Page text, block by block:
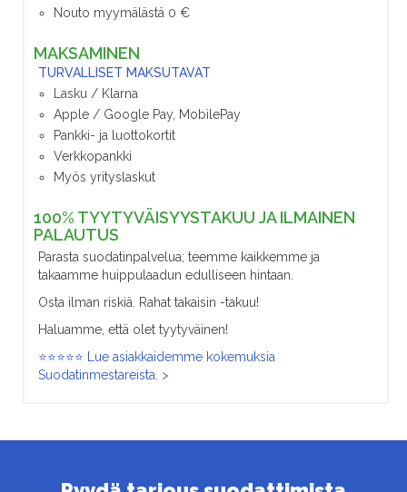
Nouto myymälästä 0 €
MAKSAMINEN
TURVALLISET MAKSUTAVAT
Lasku / Klarna
Apple / Google Pay, MobilePay
Pankki- ja luottokortit
Verkkopankki
Myös yrityslaskut
100% TYYTYVÄISYYSTAKUU JA ILMAINEN
PALAUTUS
Parasta suodatinpalvelua; teemme kaikkemme ja
takaamme huippulaadun edulliseen hintaan.
Osta ilman riskiä. Rahat takaisin -takuu!
Haluamme, että olet tyytyväinen!
⭐⭐⭐⭐⭐ Lue asiakkaidemme kokemuksia
Suodatinmestareista. >